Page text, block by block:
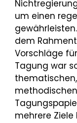
um einen
dem
Vorschläge
Tagung war
mehrere